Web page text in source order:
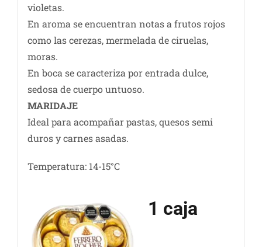
violetas.
En aroma se encuentran notas a frutos rojos
como las cerezas, mermelada de ciruelas,
moras.
En boca se caracteriza por entrada dulce,
sedosa de cuerpo untuoso.
MARIDAJE
Ideal para acompañar pastas, quesos semi
duros y carnes asadas.
Temperatura: 14-15°C
1 caja